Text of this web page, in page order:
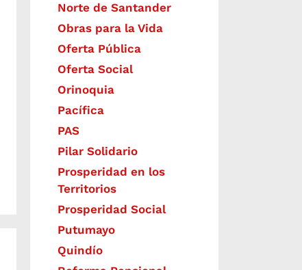
Norte de Santander
Obras para la Vida
Oferta Pública
Oferta Social​​
Orinoquia
Pacífica
PAS
Pilar Solidario
Prosperidad en los
Territorios
Prosperidad Social
Putumayo
Quindío